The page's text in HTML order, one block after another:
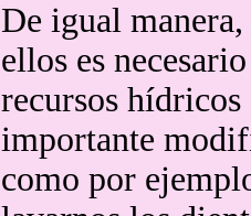
De igual
ellos es
recursos hídricos
importante
como por